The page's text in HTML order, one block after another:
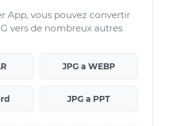
App, vous pouvez convertir
vers de nombreux autres
JPG a WEBP
JPG a PPT